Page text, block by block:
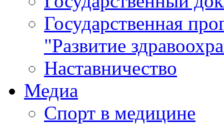
Государственная
"Развитие
Наставничество
Медиа
Спорт в медицине